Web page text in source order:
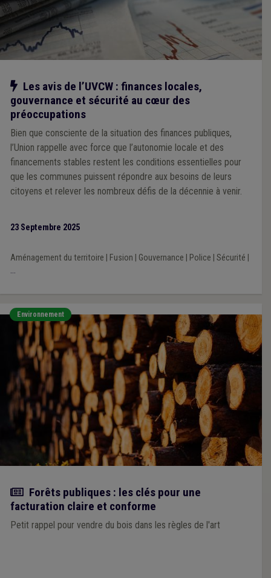
Notre action
Les avis de l’UVCW : finances locales,
gouvernance et sécurité au cœur des
préoccupations
Bien que consciente de la situation des finances publiques,
l’Union rappelle avec force que l’autonomie locale et des
financements stables restent les conditions essentielles pour
que les communes puissent répondre aux besoins de leurs
citoyens et relever les nombreux défis de la décennie à venir.
23 Septembre 2025
Aménagement du territoire Fusion Gouvernance Police Sécurité
...
Environnement
Actualité
Forêts publiques : les clés pour une
facturation claire et conforme
Petit rappel pour vendre du bois dans les règles de l'art